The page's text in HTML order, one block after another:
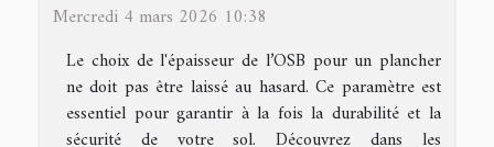
Mercredi 4 mars 2026 10:38
Le choix de l'épaisseur de l’OSB pour un plancher
ne doit pas être laissé au hasard. Ce paramètre est
essentiel pour garantir à la fois la durabilité et la
sécurité de votre sol. Découvrez dans les